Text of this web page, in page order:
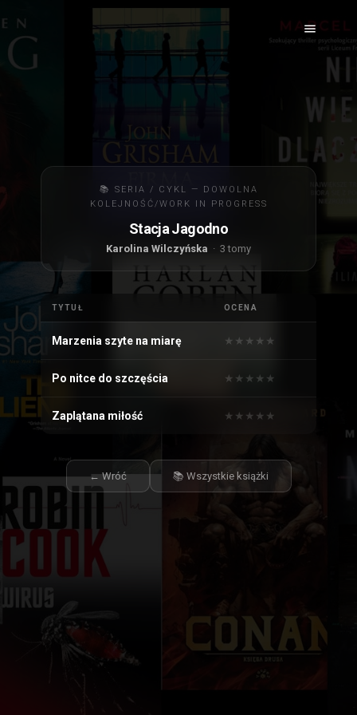
📚 SERIA / CYKL — DOWOLNA
KOLEJNOŚĆ/WORK IN PROGRESS
Stacja Jagodno
Karolina Wilczyńska · 3 tomy
TYTUŁ OCENA
Marzenia szyte na miarę ★
★ ★
★ ★
★ ★
★ ★
★
Po nitce do szczęścia ★
★ ★
★ ★
★ ★
★ ★
★
Zaplątana miłość ★
★ ★
★ ★
★ ★
★ ★
★
← Wróć 📚 Wszystkie książki